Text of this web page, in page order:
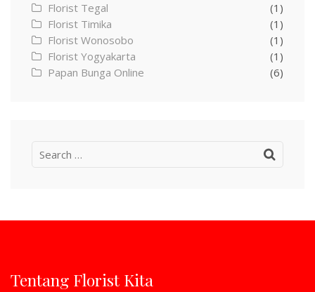
Florist Tegal
(1)
Florist Timika
(1)
Florist Wonosobo
(1)
Florist Yogyakarta
(1)
Papan Bunga Online
(6)
Search
Tentang Florist Kita